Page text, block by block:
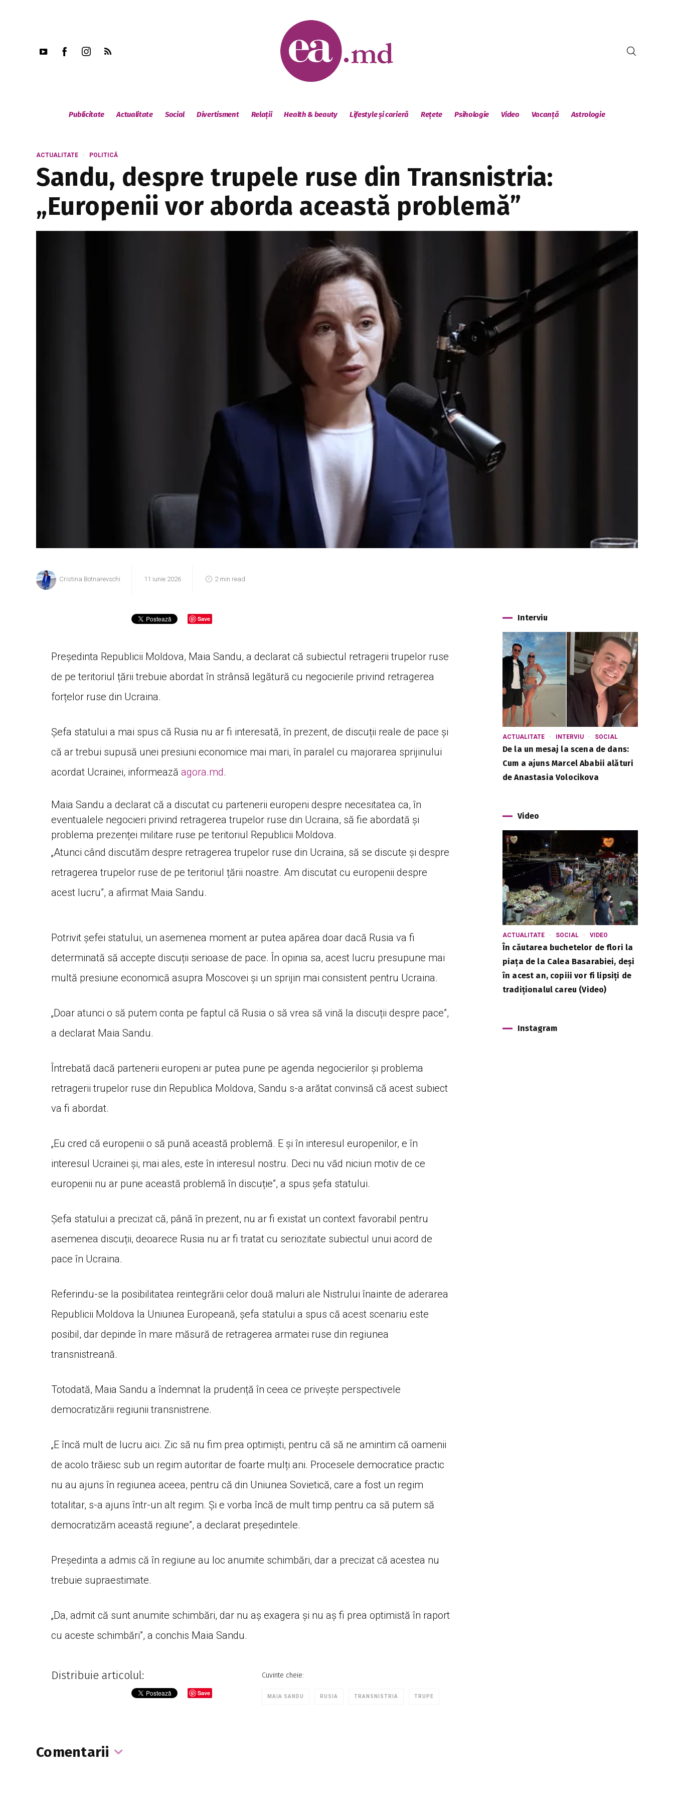
Publicitate Actualitate Social Divertisment Relații Health & beauty Lifestyle și carieră Rețete Psihologie Video Vacanță Astrologie
ACTUALITATE POLITICĂ
Sandu, despre trupele ruse din Transnistria:
„Europenii vor aborda această problemă”
Cristina Botnarevschi 11 iunie 2026 2 min read
Save
Președinta Republicii Moldova, Maia Sandu, a declarat că subiectul retragerii trupelor ruse
de pe teritoriul țării trebuie abordat în strânsă legătură cu negocierile privind retragerea
forțelor ruse din Ucraina.
Șefa statului a mai spus că Rusia nu ar fi interesată, în prezent, de discuții reale de pace și
că ar trebui supusă unei presiuni economice mai mari, în paralel cu majorarea sprijinului
acordat Ucrainei, informează agora.md.
Maia Sandu a declarat că a discutat cu partenerii europeni despre necesitatea ca, în
eventualele negocieri privind retragerea trupelor ruse din Ucraina, să fie abordată și
problema prezenței militare ruse pe teritoriul Republicii Moldova.
„Atunci când discutăm despre retragerea trupelor ruse din Ucraina, să se discute și despre
retragerea trupelor ruse de pe teritoriul țării noastre. Am discutat cu europenii despre
acest lucru”, a afirmat Maia Sandu.
Potrivit șefei statului, un asemenea moment ar putea apărea doar dacă Rusia va fi
determinată să accepte discuții serioase de pace. În opinia sa, acest lucru presupune mai
multă presiune economică asupra Moscovei și un sprijin mai consistent pentru Ucraina.
„Doar atunci o să putem conta pe faptul că Rusia o să vrea să vină la discuții despre pace”,
a declarat Maia Sandu.
Întrebată dacă partenerii europeni ar putea pune pe agenda negocierilor și problema
retragerii trupelor ruse din Republica Moldova, Sandu s-a arătat convinsă că acest subiect
va fi abordat.
„Eu cred că europenii o să pună această problemă. E și în interesul europenilor, e în
interesul Ucrainei și, mai ales, este în interesul nostru. Deci nu văd niciun motiv de ce
europenii nu ar pune această problemă în discuție”, a spus șefa statului.
Șefa statului a precizat că, până în prezent, nu ar fi existat un context favorabil pentru
asemenea discuții, deoarece Rusia nu ar fi tratat cu seriozitate subiectul unui acord de
pace în Ucraina.
Referindu-se la posibilitatea reintegrării celor două maluri ale Nistrului înainte de aderarea
Republicii Moldova la Uniunea Europeană, șefa statului a spus că acest scenariu este
posibil, dar depinde în mare măsură de retragerea armatei ruse din regiunea
transnistreană.
Totodată, Maia Sandu a îndemnat la prudență în ceea ce privește perspectivele
democratizării regiunii transnistrene.
„E încă mult de lucru aici. Zic să nu fim prea optimiști, pentru că să ne amintim că oamenii
de acolo trăiesc sub un regim autoritar de foarte mulți ani. Procesele democratice practic
nu au ajuns în regiunea aceea, pentru că din Uniunea Sovietică, care a fost un regim
totalitar, s-a ajuns într-un alt regim. Și e vorba încă de mult timp pentru ca să putem să
democratizăm această regiune”, a declarat președintele.
Președinta a admis că în regiune au loc anumite schimbări, dar a precizat că acestea nu
trebuie supraestimate.
„Da, admit că sunt anumite schimbări, dar nu aș exagera și nu aș fi prea optimistă în raport
cu aceste schimbări”, a conchis Maia Sandu.
Distribuie articolul:
Save
Cuvinte cheie:
MAIA SANDU RUSIA TRANSNISTRIA TRUPE
Comentarii
Interviu
ACTUALITATE INTERVIU SOCIAL
De la un mesaj la scena de dans:
Cum a ajuns Marcel Ababii alături
de Anastasia Volocikova
Video
ACTUALITATE SOCIAL VIDEO
În căutarea buchetelor de flori la
piața de la Calea Basarabiei, deși
în acest an, copiii vor fi lipsiți de
tradiționalul careu (Video)
Instagram